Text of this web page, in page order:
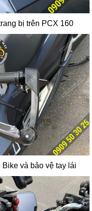
bị trên PCX 160
và bảo vệ tay lái